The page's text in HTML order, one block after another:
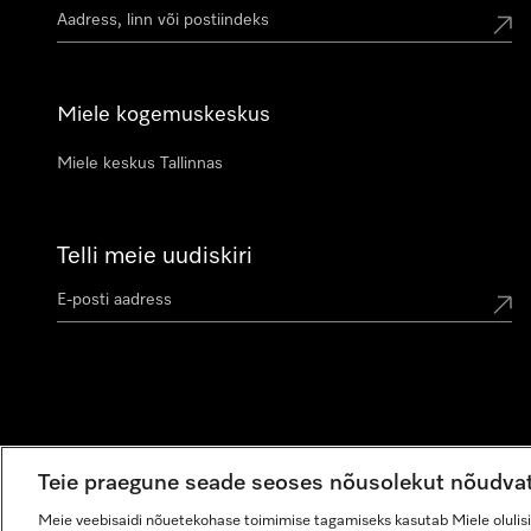
Miele kogemuskeskus
Miele keskus Tallinnas
Telli meie uudiskiri
Teie praegune seade seoses nõusolekut
Meie veebisaidi nõuetekohase toimimise tagamiseks kasutab Miele